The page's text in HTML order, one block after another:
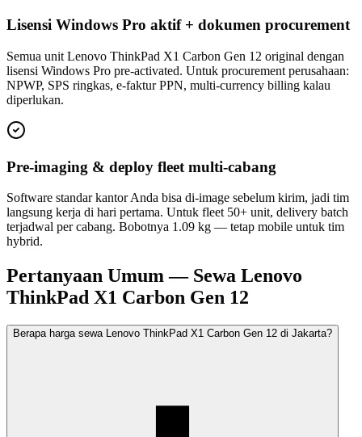
Lisensi Windows Pro aktif + dokumen procurement
Semua unit Lenovo ThinkPad X1 Carbon Gen 12 original dengan
lisensi Windows Pro pre-activated. Untuk procurement perusahaan:
NPWP, SPS ringkas, e-faktur PPN, multi-currency billing kalau
diperlukan.
Pre-imaging & deploy fleet multi-cabang
Software standar kantor Anda bisa di-image sebelum kirim, jadi tim
langsung kerja di hari pertama. Untuk fleet 50+ unit, delivery batch
terjadwal per cabang. Bobotnya 1.09 kg — tetap mobile untuk tim
hybrid.
Pertanyaan Umum — Sewa Lenovo
ThinkPad X1 Carbon Gen 12
Berapa harga sewa Lenovo ThinkPad X1 Carbon Gen 12 di Jakarta?